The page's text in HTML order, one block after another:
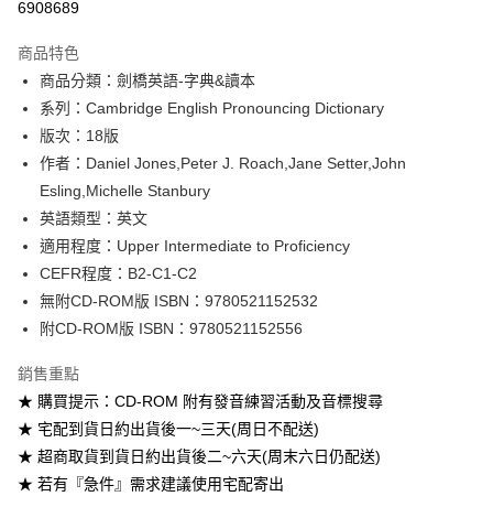
Google Pay
ATM付款
運送方式
每筆NT$60
付款後全家取貨
每筆NT$60
每筆NT$60
付款後7-11取貨
每筆NT$60
宅配-台灣本島
6908689
商品特色
商品分類：劍橋英語-字典&讀本
系列：Cambridge English Pronouncing Dictionary
版次：18版
作者：Daniel Jones,Peter J. Roach,Jane Setter,John
Esling,Michelle Stanbury
英語類型：英文
適用程度：Upper Intermediate to Proficiency
CEFR程度：B2-C1-C2
無附CD-ROM版 ISBN：9780521152532
附CD-ROM版 ISBN：9780521152556
銷售重點
★ 購買提示：CD-ROM 附有發音練習活動及音標搜尋
★ 宅配到貨日約出貨後一~三天(周日不配送)
★ 超商取貨到貨日約出貨後二~六天(周末六日仍配送)
★ 若有『急件』需求建議使用宅配寄出